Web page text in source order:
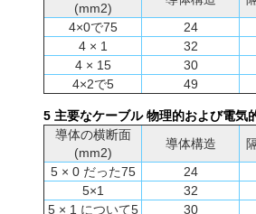
(mm2)
4×0で75
24
4 × 1
32
4 × 15
30
4×2で5
49
5 主要なケーブル 物理的および電気
導体の横断面
(mm2)
導体構造
5 × 0 だった75
24
5×1
32
5 × 1 について5
30